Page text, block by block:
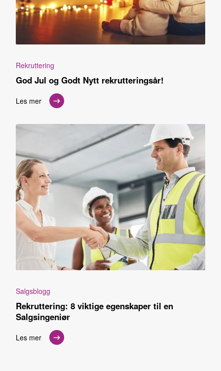
Rekruttering
God Jul og Godt Nytt rekrutteringsår!
Les mer
Salgsblogg
Rekruttering: 8 viktige egenskaper til en
Salgsingeniør
Les mer